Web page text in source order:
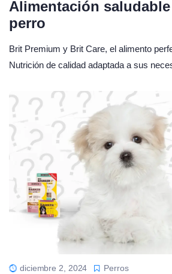
Alimentación
perro
Brit Premium y Brit Care, el alimento
Nutrición de calidad adaptada a sus
diciembre 2, 2024
Perros